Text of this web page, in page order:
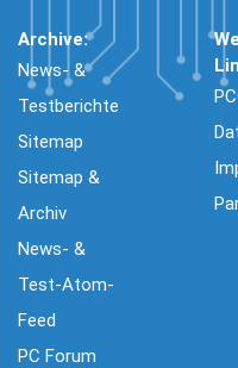
Archive:
News- &
Testberichte
Sitemap
Sitemap &
Archiv
News- &
Test-Atom-
Feed
PC Forum